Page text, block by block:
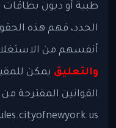
طبية أو ديون
الجدد، فهم هذه
أنفسهم من
والتعليق يمكن
القوانين المقترحة